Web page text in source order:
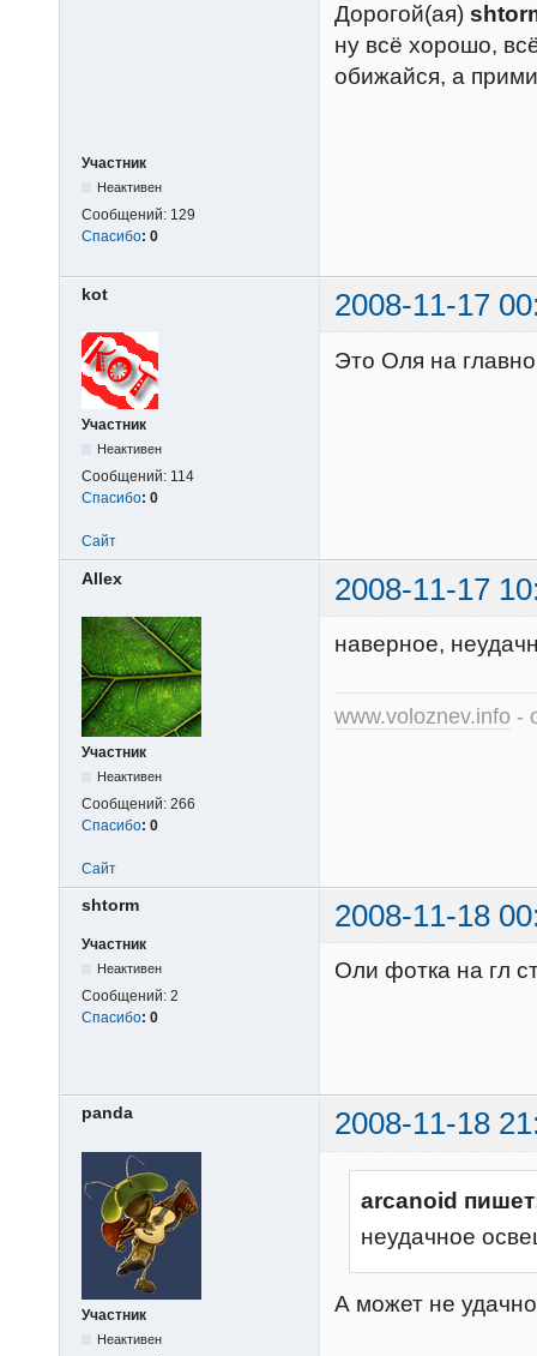
Участник
Неактивен
Сообщений: 129
Спасибо: 0
Дорогой(ая)
ну всё хорошо,
обижайся, а
kot 2008-11-17
Участник
Неактивен
Сообщений: 114
Спасибо: 0
Это Оля на
Сайт
Allex 2008-11-17
Участник
Неактивен
Сообщений: 266
Спасибо: 0
наверное,
www.voloznev.info -
Сайт
shtorm 2008-11-18
Участник
Неактивен
Сообщений: 2
Спасибо: 0
Оли фотка на гл
panda 2008-11-18
Участник
Неактивен
arcanoid
неудачное
А может не